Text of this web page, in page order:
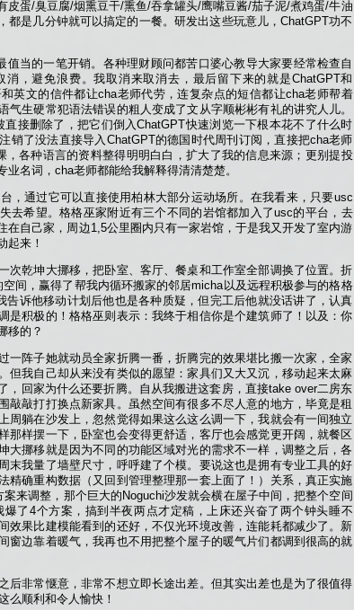
皮蛋/臭豆腐/烟熏豆干/熏鱼/吞拿罐头/鹰嘴豆酱/茄子泥/煮鸡蛋/牛油
都是几分钟就可以搞定的一餐。研发出这些玩意儿，ChatGPT功不
值当的一笔开销。各种理财顾问都苦口婆心教导大家要经常检查自
，避免浪费。我取消来取消去，最后留下来的就是ChatGPT和
英文的信件都让cha老师代劳，连复杂点的短信都让cha老师帮着
气生硬常犯语法错误的粗人变成了文从字顺彬彬有礼的讲究人儿。
接删除了，把它们倒入ChatGPT快速浏览一下根本花不了什么时
销了没法直接导入ChatGPT的德国时代周刊订阅，直接把cha老师
，各种语言的资料整得明明白白，扩大了我的信息来源；更别提投
名词，cha老师都能给我解释得清清楚楚。
，通过它可以直接使用柏林大部分运动场所。在我看来，只要usc
去希望。格格巫家附近有三个不同的岩馆都加入了usc的平台，去
在自己家，周边1,5公里圈内只有一家岩馆，于是我又开发了室内游
起来！
次乾坤大挪移，把卧室、客厅、餐桌和工作室全部调换了位置。折
间，赢得了帮我内循环搬家的邻居micha以及远程积极参与的格格
告诉他移动计划后他也是各种质疑，但完工后他就没话讲了，认真
是积极的！格格巫则表示：我终于相信你是个建筑师了！以及：你
移的？
一阵子她就动员全家折腾一番，折腾完的效果堪比搬一次家，全家
但我自己却从来没有类似的愿望：家具们又大又沉，移动起来太麻
，回家为什么还要折腾。自从我搬进这套房，直接take over二房东
敲敲打打换点新家具。虽然空间有很多不尽人意的地方，毕竟是租
周躺在沙发上，忽然觉得如果这么这么调一下，我就会有一间独立
那样摆一下，卧室也会变得更舒适，客厅也会感觉更开阔，就餐区
大挪移就是因为不同的功能区域对光的需求不一样，调整之后，各
末我量了墙壁尺寸，呼呼建了个模。要说这也是拥有专业工具的好
精确重构数据（又回到管理整理那一套上面了！）关系，真正实施
来调整，那个巨大的Noguchi沙发就会横在屋子中间，把整个空间
了4个方案，搞到半夜两点才定稿，上床还兴奋了两个钟头睡不
效果比建模能看到的还好，不仅光环境改善，连能耗都减少了。新
窗边靠着暖气，我再也不用把整个屋子的暖气片们都调到很高的就
后非常惬意，非常不想立即长途出差。但其实出差也是为了很值得
么顺利和令人愉快！